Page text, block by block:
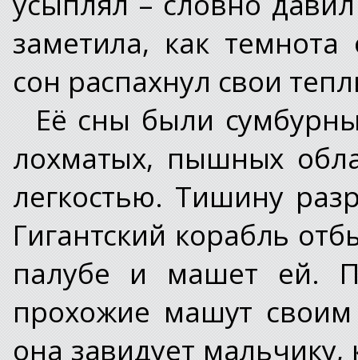
заметила, как
сон распахнул свои
Её сны были
лохматых, пышных
легкостью. Тишину
Гигантский корабль
палубе и машет ей.
прохожие машут
она завидует